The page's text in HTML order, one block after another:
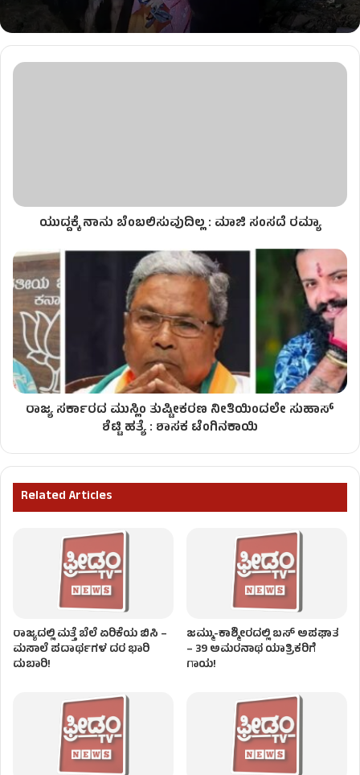
ಯುದ್ದಕ್ಕೆ ನಾನು ಬೆಂಬಲಿಸುವುದಿಲ್ಲ : ಮಾಜಿ ಸಂಸದೆ ರಮ್ಯಾ
ರಾಜ್ಯ ಸರ್ಕಾರದ ಮುಸ್ಲಿಂ ತುಷ್ಟೀಕರಣ ನೀತಿಯಿಂದಲೇ ಸುಹಾಸ್
ಶೆಟ್ಟಿ ಹತ್ಯೆ : ಶಾಸಕ ಟೆಂಗಿನಕಾಯಿ
Related Articles
ರಾಜ್ಯದಲ್ಲಿ ಮತ್ತೆ ಬೆಲೆ ಏರಿಕೆಯ ಬಿಸಿ –
ಮಸಾಲೆ ಪದಾರ್ಥಗಳ ದರ ಭಾರಿ
ದುಬಾರಿ!
ಜಮ್ಮು-ಕಾಶ್ಮೀರದಲ್ಲಿ ಬಸ್ ಅಪಘಾತ
– 39 ಅಮರನಾಥ ಯಾತ್ರಿಕರಿಗೆ
ಗಾಯ!